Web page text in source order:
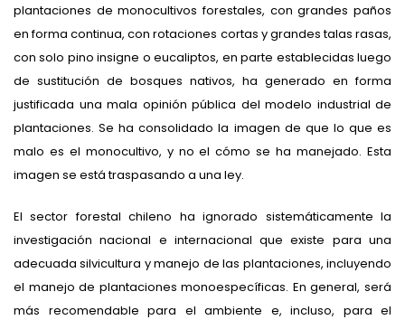
plantaciones de monocultivos forestales, con grandes paños
en forma continua, con rotaciones cortas y grandes talas rasas,
con solo pino insigne o eucaliptos, en parte establecidas luego
de sustitución de bosques nativos, ha generado en forma
justificada una mala opinión pública del modelo industrial de
plantaciones. Se ha consolidado la imagen de que lo que es
malo es el monocultivo, y no el cómo se ha manejado. Esta
imagen se está traspasando a una ley.
El sector forestal chileno ha ignorado sistemáticamente la
investigación nacional e internacional que existe para una
adecuada silvicultura y manejo de las plantaciones, incluyendo
el manejo de plantaciones monoespecíficas. En general, será
más recomendable para el ambiente e, incluso, para el